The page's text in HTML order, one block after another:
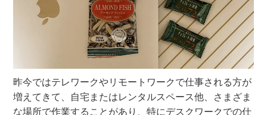
昨今ではテレワークやリモートワークで仕事される方が
増えてきて、自宅またはレンタルスペース他、さまざま
な場所で作業することがあり、特にデスクワークでの仕